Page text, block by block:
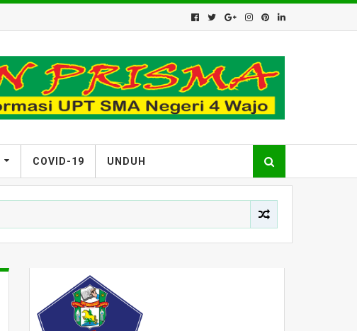
COVID-19 UNDUH